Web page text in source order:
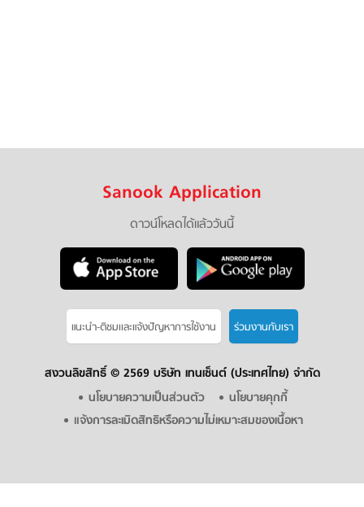
Sanook Application
ดาวน์โหลดได้แล้ววันนี้
แนะนำ-ติชมเเละแจ้งปัญหาการใช้งาน ร่วมงานกับเรา
สงวนลิขสิทธิ์ © 2569 บริษัท เทนเซ็นต์ (ประเทศไทย) จำกัด
นโยบายความเป็นส่วนตัว
นโยบายคุกกี้
แจ้งการละเมิดสิทธิหรือความไม่เหมาะสมของเนื้อหา